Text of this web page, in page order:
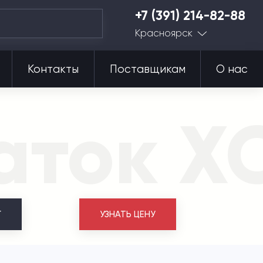
+7 (391) 214-82-88
Красноярск
Контакты Поставщикам О нас
УЗНАТЬ ЦЕНУ